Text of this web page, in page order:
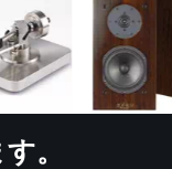
。